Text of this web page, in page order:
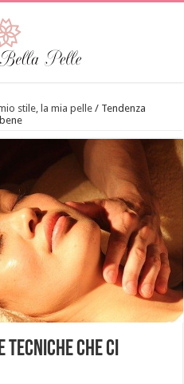
stile, la mia pelle / Tendenza
tecniche che ci